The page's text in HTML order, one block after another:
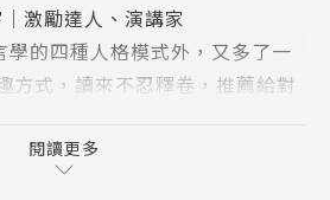
激勵達人、演講家
的四種人格模式外，又多了一
方式，讀來不忍釋卷，推薦給對
閱讀更多